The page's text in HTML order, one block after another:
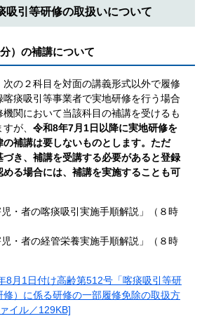
吸引等研修の取扱いについて
）の補講について
の２科目を対面の講義形式以外で履修
喀痰吸引等事業者で実地研修を行う場合
関において当該科目の補講を受けるも
が、 令和8年7月1日以降に実地研修を
の補講は要しないものとします。ただ
づき、補講を受講する必要があると登録
る場合には、補講を実施することも可
児・者の喀痰吸引実施手順解説」（８時
児・者の経管栄養実施手順解説」（８時
8月1日付け高齢第512号「喀痰吸引等研
）に係る研修の一部履修免除の取扱方
イル／129KB]